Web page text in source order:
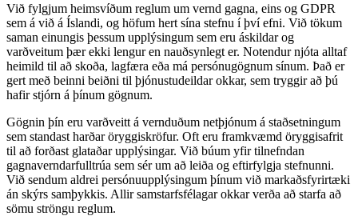
Við fylgjum heimsvíðum reglum um vernd gagna, eins og GDPR
sem á við á Íslandi, og höfum hert sína stefnu í því efni. Við tökum
saman einungis þessum upplýsingum sem eru áskildar og
varðveitum þær ekki lengur en nauðsynlegt er. Notendur njóta alltaf
heimild til að skoða, lagfæra eða má persónugögnum sínum. Það er
gert með beinni beiðni til þjónustudeildar okkar, sem tryggir að þú
hafir stjórn á þínum gögnum.
Gögnin þín eru varðveitt á vernduðum netþjónum á staðsetningum
sem standast harðar öryggiskröfur. Oft eru framkvæmd öryggisafrit
til að forðast glataðar upplýsingar. Við búum yfir tilnefndan
gagnaverndarfulltrúa sem sér um að leiða og eftirfylgja stefnunni.
Við sendum aldrei persónuupplýsingum þínum við markaðsfyrirtæki
án skýrs samþykkis. Allir samstarfsfélagar okkar verða að starfa að
sömu ströngu reglum.